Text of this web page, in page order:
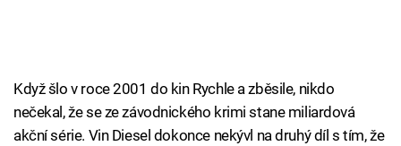
Když šlo v roce 2001 do kin Rychle a zběsile, nikdo
nečekal, že se ze závodnického krimi stane miliardová
akční série. Vin Diesel dokonce nekývl na druhý díl s tím, že